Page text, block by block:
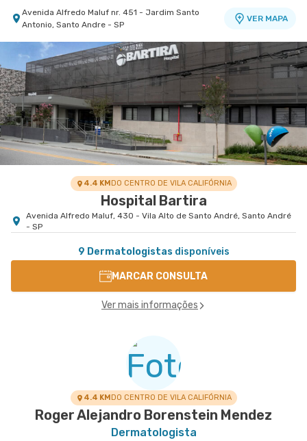
Avenida Alfredo Maluf nr. 451 - Jardim Santo
Antonio, Santo Andre - SP
VER MAPA
Centro Médico São Bernardo - Unidade Álvaro
Guimarães
Hospital São Luiz São Bernardo
Avenida Alvaro Guimaraes nr. 3033 - Assuncao,
Sao Bernardo do Campo - SP
VER MAPA
4.4 KMDO CENTRO DE VILA CALIFÓRNIA
Hospital Bartira
Avenida Alfredo Maluf, 430 - Vila Alto de Santo André, Santo André
- SP
9 Dermatologistas disponíveis
MARCAR CONSULTA
Ver mais informações
4.4 KMDO CENTRO DE VILA CALIFÓRNIA
Roger Alejandro Borenstein Mendez
Dermatologista